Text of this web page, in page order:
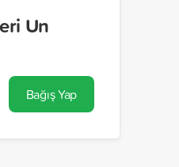
Un
Bağış Yap